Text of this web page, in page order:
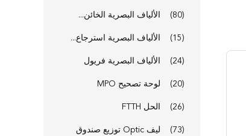
الألياف البصرية الخائن... (80)
الألياف البصرية استرجاع... (15)
الألياف البصرية فريول (24)
لوحة تصحيح MPO (20)
الحل FTTH (26)
ليف Optic توزيع صندوق (73)